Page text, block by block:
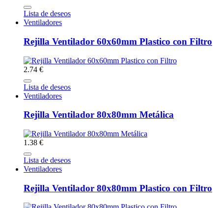
Lista de deseos
Ventiladores
Rejilla Ventilador 60x60mm Plastico con Filtro
2.74 €
Lista de deseos
Ventiladores
Rejilla Ventilador 80x80mm Metálica
1.38 €
Lista de deseos
Ventiladores
Rejilla Ventilador 80x80mm Plastico con Filtro